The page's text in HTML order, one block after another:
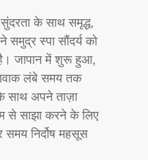
के साथ समृद्ध,
स्पा सौंदर्य को
जापान में शुरू हुआ,
लंबे समय तक
साथ अपने ताज़ा
से साझा करने के लिए
समय निर्दोष महसूस